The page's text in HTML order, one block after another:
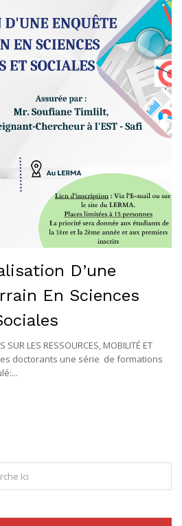
D’une
En Sciences
SUR LES RESSOURCES, MOBILITÉ ET
ses doctorants une série de formations